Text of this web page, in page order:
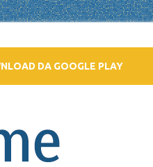
DA GOOGLE PLAY